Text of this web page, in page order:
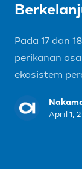
Pada 17 dan
perikanan
ekosistem
April 1,